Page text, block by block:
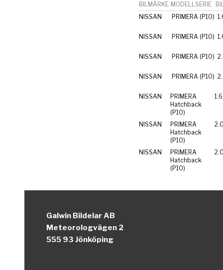
BILMÄRKE MODELLSERIE
NISSAN
PRIMERA (P10)
NISSAN PRIMERA (P10)
NISSAN PRIMERA (P10)
NISSAN PRIMERA (P10)
NISSAN
PRIMERA
Hatchback
(P10)
1.6
NISSAN
PRIMERA
Hatchback
(P10)
NISSAN
PRIMERA
Hatchback
(P10)
Galwin Bildelar AB
Meteorologvägen 2
555 93 Jönköping